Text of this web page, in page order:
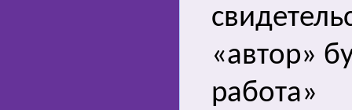
«автор»
работа»